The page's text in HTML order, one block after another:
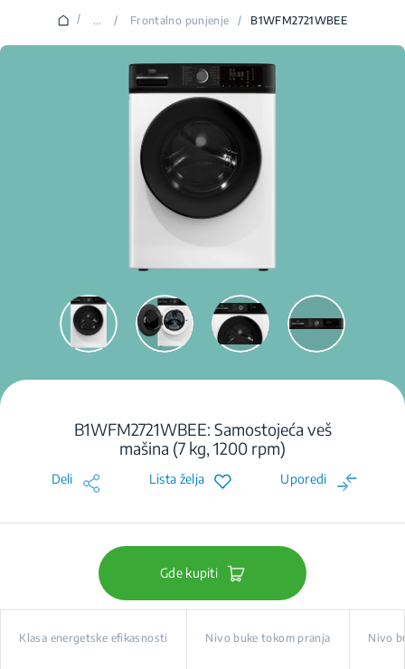
/ ... / Frontalno punjenje / B1WFM2721WBEE
B1WFM2721WBEE: Samostojeća veš
mašina (7 kg, 1200 rpm)
Deli Lista želja Uporedi
Gde kupiti
Klasa energetske efikasnosti Nivo buke tokom pranja Nivo